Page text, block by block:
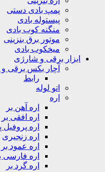
پمپ بادی دستی
پیستوله بادی
منگنه کوب بادی
موتور برق بنزینی
میخکوب بادی
ابزار برقی و شارژی
آچار بکس برقی
رابط
اتو لوله
اره
اره آهن بر
اره افقی بر
اره پروفیل
اره زنجیری
اره عمود بر
اره فارسی
اره گرد بر